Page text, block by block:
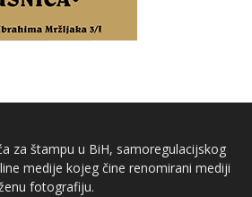
za štampu u BiH, samoregulacijskog
medije kojeg čine renomirani mediji
fotografiju.